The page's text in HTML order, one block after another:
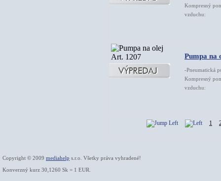
Kompresný
vzduchu:
Pumpa na
-Pneumatická
Kompresný
vzduchu:
1
Copyright © 2009 mediahelp s.r.o. Všetky práva vyhradené!
Konverzný kurz 30,1260 Sk = 1 EUR.